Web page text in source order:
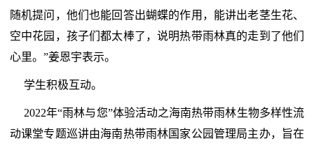
随机提问，他们也能回答出蝴蝶的作用，能讲出老茎生花、
空中花园，孩子们都太棒了，说明热带雨林真的走到了他们
心里。”姜恩宇表示。
学生积极互动。
2022年“雨林与您”体验活动之海南热带雨林生物多样性流
动课堂专题巡讲由海南热带雨林国家公园管理局主办，旨在